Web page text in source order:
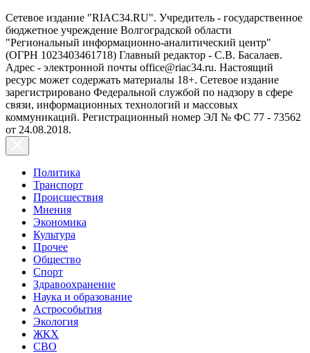
Сетевое издание "RIAC34.RU". Учредитель - государственное
бюджетное учреждение Волгоградской области
"Региональный информационно-аналитический центр"
(ОГРН 1023403461718) Главный редактор - С.В. Басалаев.
Адрес - электронной почты office@riac34.ru. Настоящий
ресурс может содержать материалы 18+. Сетевое издание
зарегистрировано Федеральной службой по надзору в сфере
связи, информационных технологий и массовых
коммуникаций. Регистрационный номер ЭЛ № ФС 77 - 73562
от 24.08.2018.
Политика
Транспорт
Происшествия
Мнения
Экономика
Культура
Прочее
Общество
Спорт
Здравоохранение
Наука и образование
Астрособытия
Экология
ЖКХ
СВО